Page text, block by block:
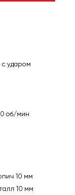
ударом
об/мин
10 мм
10 мм